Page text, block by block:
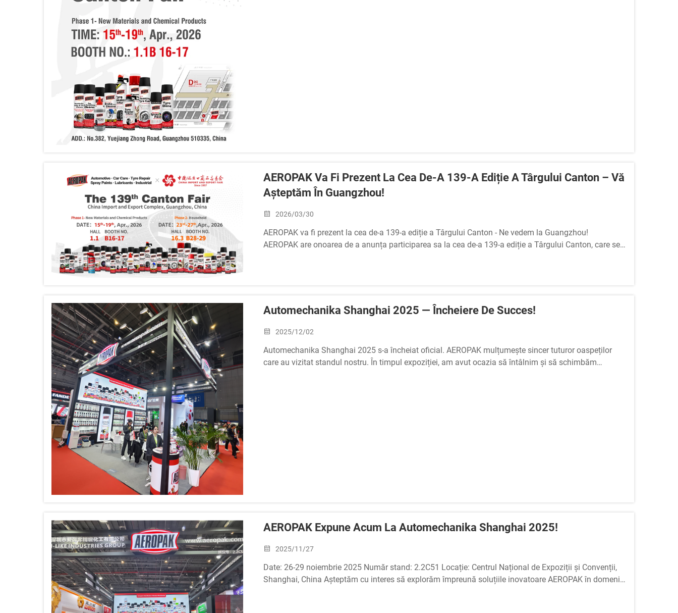
AEROPAK Va Fi Prezent La Cea De-A 139-A Ediție A Târgului Canton – Vă
Așteptăm În Guangzhou!
2026/03/30
AEROPAK va fi prezent la cea de-a 139-a ediție a Târgului Canton - Ne vedem la Guangzhou!
AEROPAK are onoarea de a anunța participarea sa la cea de-a 139-a ediție a Târgului Canton, care se
Automechanika Shanghai 2025 — Încheiere De Succes!
2025/12/02
Automechanika Shanghai 2025 s-a încheiat oficial. AEROPAK mulțumește sincer tuturor oaspeților
care au vizitat standul nostru. În timpul expoziției, am avut ocazia să întâlnim și să schimbăm
AEROPAK Expune Acum La Automechanika Shanghai 2025!
2025/11/27
Date: 26-29 noiembrie 2025 Număr stand: 2.2C51 Locație: Centrul Național de Expoziții și Convenții,
Shanghai, China Așteptăm cu interes să explorăm împreună soluțiile inovatoare AEROPAK în domeniul